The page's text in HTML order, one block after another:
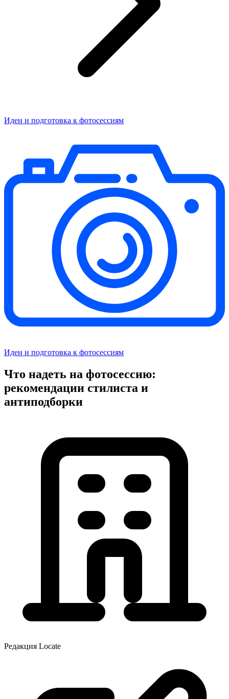
Идеи и подготовка к фотосессиям
Идеи и подготовка к фотосессиям
Что надеть на фотосессию:
рекомендации стилиста и
антиподборки
Редакция Locate